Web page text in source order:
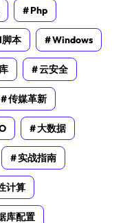
Php
本 Windows
云安全
传媒革新
大数据
实战指南
计算
库配置